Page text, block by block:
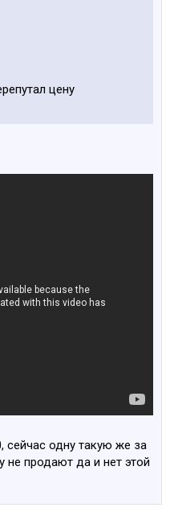
цену
сейчас одну такую же за
не продают да и нет этой